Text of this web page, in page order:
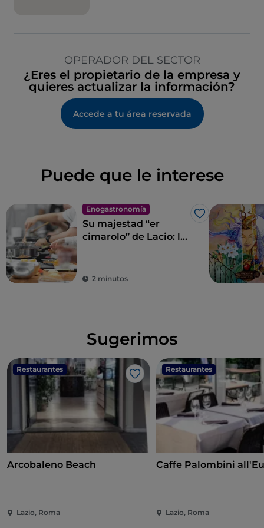
OPERADOR DEL SECTOR
¿Eres el propietario de la empresa y
quieres actualizar la información?
Accede a tu área reservada
Puede que le interese
Enogastronomía
Me gusta
Su majestad “er
cimarolo” de Lacio: la
2 minutos
Sugerimos
Restaurantes
Me gusta
Arcobaleno Beach
Lazio, Roma
Restaurantes
Caffe Palombini
Lazio, Roma